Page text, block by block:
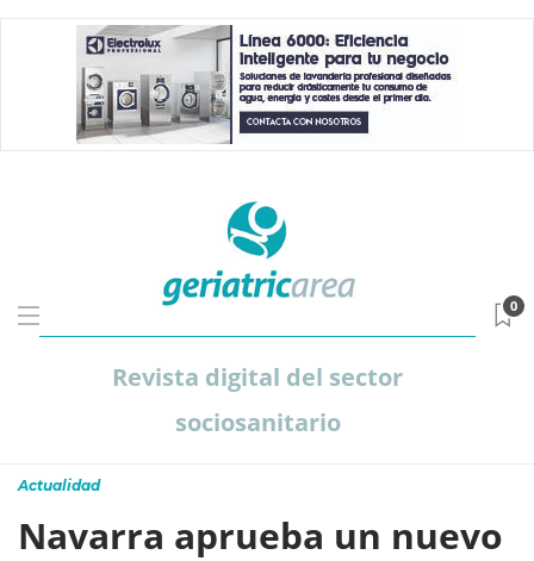
Revista digital del sector
sociosanitario
0
Actualidad
Navarra aprueba un nuevo